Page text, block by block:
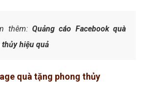
thêm: Quảng cáo Facebook quà
hiệu quả
quà tặng phong thủy